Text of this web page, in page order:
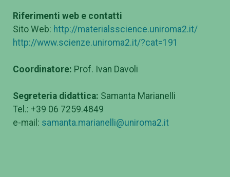
Riferimenti web e contatti
Sito Web: http://materialsscience.uniroma2.it/
http://www.scienze.uniroma2.it/?cat=191
Coordinatore: Prof. Ivan Davoli
Segreteria didattica: Samanta Marianelli
Tel.: +39 06 7259.4849
e-mail: samanta.marianelli@uniroma2.it